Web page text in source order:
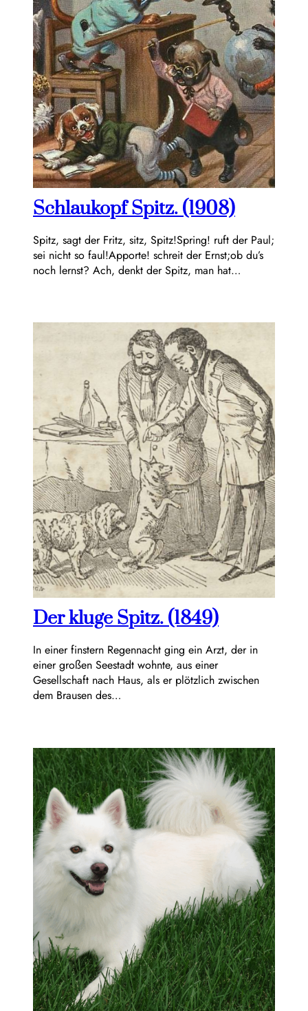
Schlaukopf Spitz. (1908)
Spitz, sagt der Fritz, sitz, Spitz!Spring! ruft der Paul;
sei nicht so faul!Apporte! schreit der Ernst;ob du’s
noch lernst? Ach, denkt der Spitz, man hat…
Der kluge Spitz. (1849)
In einer finstern Regennacht ging ein Arzt, der in
einer großen Seestadt wohnte, aus einer
Gesellschaft nach Haus, als er plötzlich zwischen
dem Brausen des…